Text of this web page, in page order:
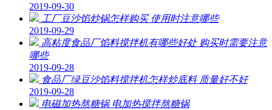
2019-09-30
工厂豆沙馅炒锅怎样购买 使用时注意哪些
2019-09-29
高粘度食品厂馅料搅拌机有哪些好处 购买时需要注意
哪些
2019-09-28
食品厂绿豆沙馅料搅拌机怎样炒底料 质量好不好
2019-09-28
电磁加热熬糖锅 电加热搅拌熬糖锅